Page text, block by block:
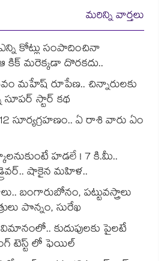
మరిన్ని వార్తలు
కోట్లు సంపాదించినా
మరెక్కడా దొరకదు..
దైవం మహేష్ రూపేణ.. చిన్నారులకు
సూపర్ స్టార్ కథ
సూర్యగ్రహణం.. ఏ రాశి వారు ఏం
హడలే ! 7 కి.మీ..
షాకైన మహిళ..
బంగారుబోనం, పట్టువస్త్రాలు
పొన్నం, సురేఖ
కుదుపులకు పైలటే
టెస్ట్ లో ఫెయిల్